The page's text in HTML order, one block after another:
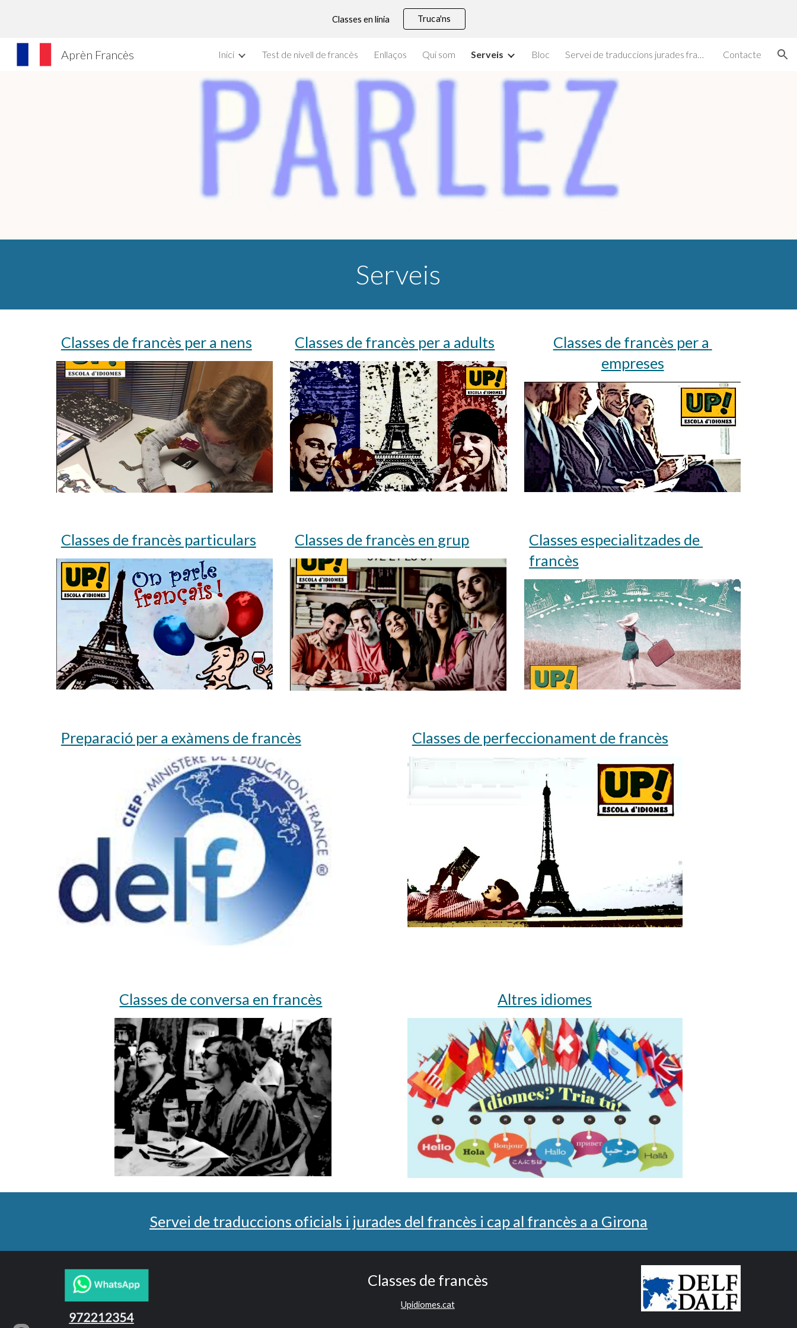
Skip to main contentClasses en línia Truca'ns
Aprèn Francès Inici Test de nivell de francès Enllaços Qui som Serveis Bloc Servei de traduccions jurades francès Contacte
Serveis
Classes de francès per a nens Classes de francès per a adults
Classes de francès per a
empreses
Classes de francès particulars Classes de francès en grup
Classes especialitzades de
francès
Preparació per a exàmens de francès Classes de perfeccionament de francès
Classes de conversa en francès Altres idiomes
Servei de traduccions oficials i jurades del francès i cap al francès a a Girona
Classes de francès
Upidiomes.cat